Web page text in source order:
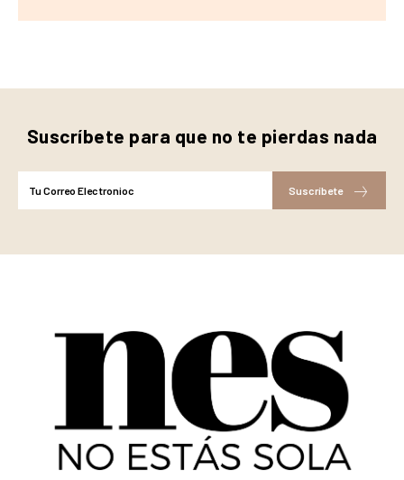
Suscríbete para que no te pierdas nada
Suscríbete